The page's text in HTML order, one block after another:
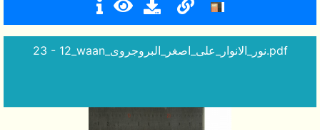
23 - 12_waan_نور_الانوار_علی_اصغر_البروجروی.pdf